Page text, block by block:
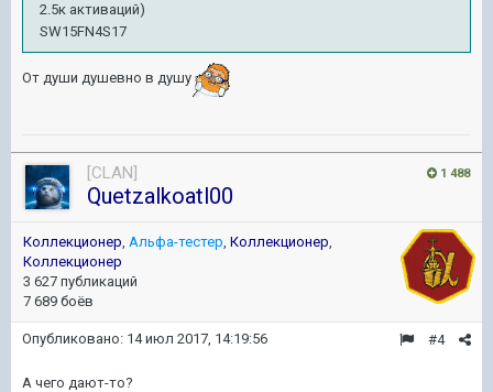
2.5к активаций)
SW15FN4S17
От души душевно в душу
1 488
[CLAN]
Quetzalkoatl00
Коллекционер, Альфа-тестер, Коллекционер,
Коллекционер
3 627 публикаций
7 689 боёв
#4
Опубликовано: 14 июл 2017, 14:19:56
А чего дают-то?